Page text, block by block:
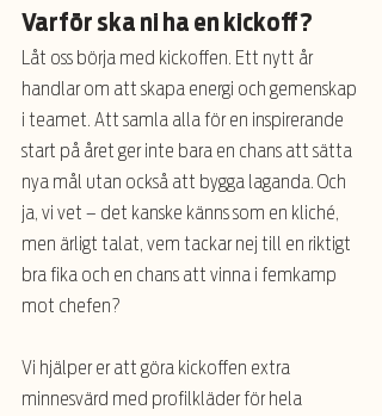
Varför ska ni ha en kickoff?
Låt oss börja med kickoffen. Ett nytt år
handlar om att skapa energi och gemenskap
i teamet. Att samla alla för en inspirerande
start på året ger inte bara en chans att sätta
nya mål utan också att bygga laganda. Och
ja, vi vet – det kanske känns som en kliché,
men ärligt talat, vem tackar nej till en riktigt
bra fika och en chans att vinna i femkamp
mot chefen?
Vi hjälper er att göra kickoffen extra
minnesvärd med profilkläder för hela